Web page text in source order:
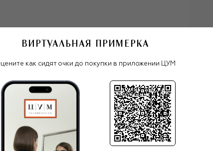
очки Jacquemus
Все женские очки
Jacquemus
ВИРТУАЛЬНАЯ ПРИМЕРКА
как сидят очки до покупки в приложении ЦУМ